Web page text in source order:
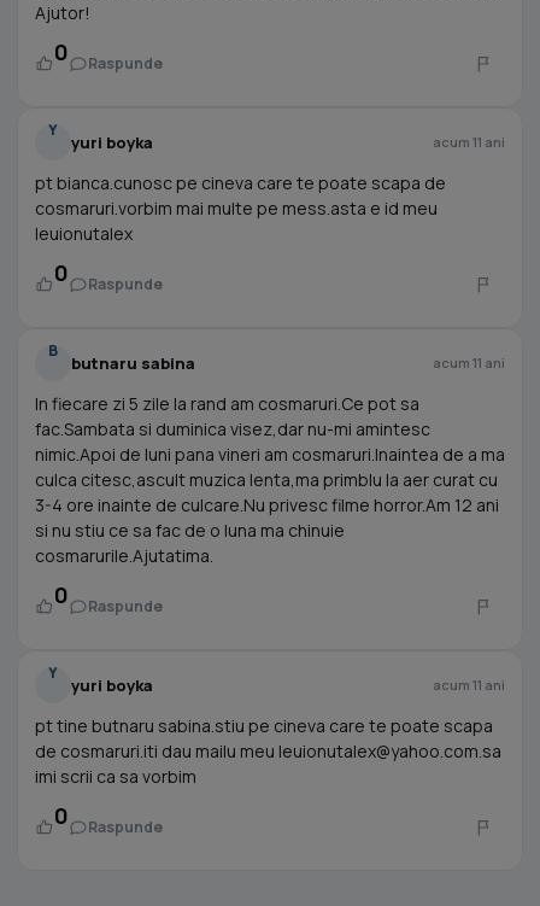
Ajutor!
0 Raspunde
Y
yuri boyka acum 11 ani
pt bianca.cunosc pe cineva care te poate scapa de
cosmaruri.vorbim mai multe pe mess.asta e id meu
leuionutalex
0 Raspunde
B
butnaru sabina acum 11 ani
In fiecare zi 5 zile la rand am cosmaruri.Ce pot sa
fac.Sambata si duminica visez,dar nu-mi amintesc
nimic.Apoi de luni pana vineri am cosmaruri.Inaintea de a ma
culca citesc,ascult muzica lenta,ma primblu la aer curat cu
3-4 ore inainte de culcare.Nu privesc filme horror.Am 12 ani
si nu stiu ce sa fac de o luna ma chinuie
cosmarurile.Ajutatima.
0 Raspunde
Y
yuri boyka acum 11 ani
pt tine butnaru sabina.stiu pe cineva care te poate scapa
de cosmaruri.iti dau mailu meu leuionutalex@yahoo.com.sa
imi scrii ca sa vorbim
0 Raspunde